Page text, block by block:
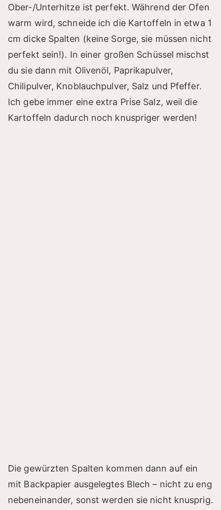
Ober-/Unterhitze ist perfekt. Während der Ofen
warm wird, schneide ich die Kartoffeln in etwa 1
cm dicke Spalten (keine Sorge, sie müssen nicht
perfekt sein!). In einer großen Schüssel mischst
du sie dann mit Olivenöl, Paprikapulver,
Chilipulver, Knoblauchpulver, Salz und Pfeffer.
Ich gebe immer eine extra Prise Salz, weil die
Kartoffeln dadurch noch knuspriger werden!
Die gewürzten Spalten kommen dann auf ein
mit Backpapier ausgelegtes Blech – nicht zu eng
nebeneinander, sonst werden sie nicht knusprig.